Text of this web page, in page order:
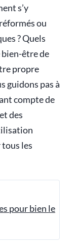
s’y
ou
? Quels
être de
propre
guidons pas à
compte de
des
les
pour bien le